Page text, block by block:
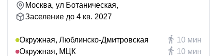
Москва, ул Ботаническая,
Заселение до 4 кв. 2027
Окружная, Люблинско-Дмитровская
10 мин
Окружная, МЦК
10 мин